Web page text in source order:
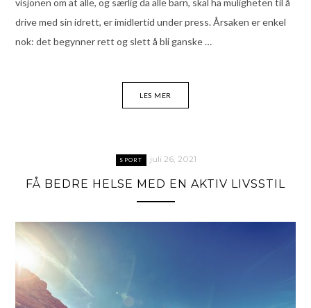
visjonen om at alle, og særlig da alle barn, skal ha muligheten til å
drive med sin idrett, er imidlertid under press. Årsaken er enkel
nok: det begynner rett og slett å bli ganske …
LES MER
SPORT juli 26, 2021
FÅ BEDRE HELSE MED EN AKTIV LIVSSTIL